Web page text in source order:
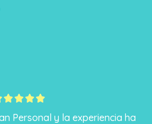
5
Personal y la experiencia ha